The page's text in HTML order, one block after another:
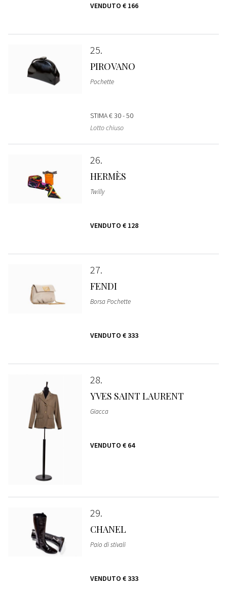
VENDUTO € 166
25
PIROVANO
Pochette
STIMA€ 30 - 50
Lotto chiuso
26
HERMÈS
Twilly
VENDUTO € 128
27
FENDI
Borsa Pochette
VENDUTO € 333
28
YVES SAINT LAURENT
Giacca
VENDUTO € 64
29
CHANEL
Paio di stivali
VENDUTO € 333